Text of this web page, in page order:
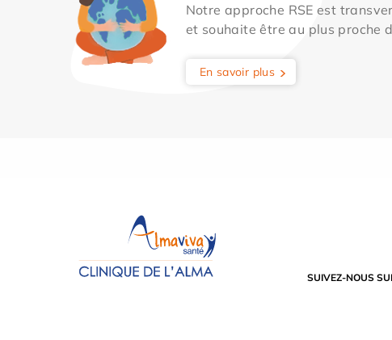
Notre approche RSE est
et souhaite être au plus proche
En savoir plus
SUIVEZ-NOUS